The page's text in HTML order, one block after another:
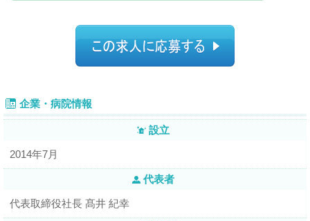
企業・病院情報
設立
2014年7月
代表者
代表取締役社長 髙井 紀幸